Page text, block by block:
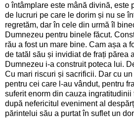
o întâmplare este mână divină, este
de lucruri pe care le dorim și nu se
regretăm, dar în cele din urmă îl
Dumnezeu pentru binele făcut.
rău a fost un mare bine. Cam așa a
de tatăl său și invidiat de frați părea
Dumnezeu i-a construit poteca lui.
Cu mari riscuri și sacrificii. Dar cu
pentru cei care l-au vândut, pentru
suferit enorm din cauza ingratitudinii
după nefericitul eveniment al
părintelui său a purtat în suflet un